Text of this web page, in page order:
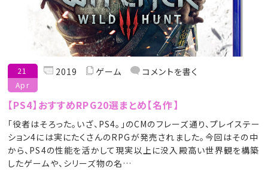
21
Apr
2019 ゲーム コメントを書く
【PS4】おすすめRPG20選まとめ【名作】
「役者はそろった。いざ、PS4。」のCMのフレーズ通り、プレイステー
ション4には実にたくさんのRPGが発売されました。今回はその中
から、PS4の性能を活かして現実以上に没入殿高い世界観を構築
したゲームや、シリーズ物の名…